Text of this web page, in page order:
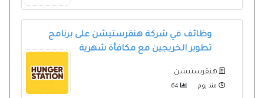
وظائف في شركة هنقرستيشن على برنامج
تطوير الخريجين مع مكافأة شهرية
هنقرستيشن
منذ يوم